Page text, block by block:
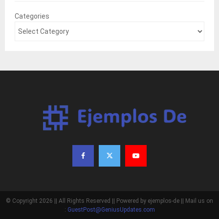
Categories
© Copyright 2026 || All Rights Reserved || Powered by ejemplos-de || Mail us on
: GuestPost@GeniusUpdates.com